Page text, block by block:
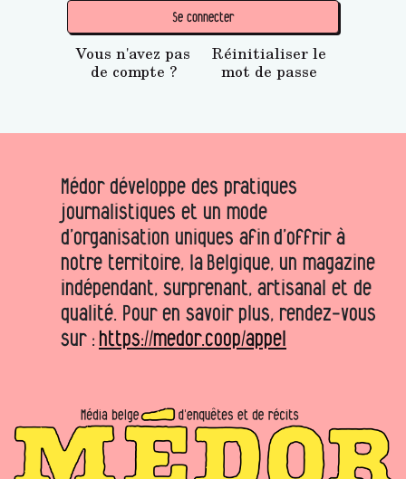
Se connecter
Vous n'avez pas
de compte ?
Réinitialiser le
mot de passe
Médor développe des pratiques
journalistiques et un mode
d’organisation uniques afin d’offrir à
notre territoire, la Belgique, un magazine
indépendant, surprenant, artisanal et de
qualité. Pour en savoir plus, rendez-vous
sur : https://medor.coop/appel